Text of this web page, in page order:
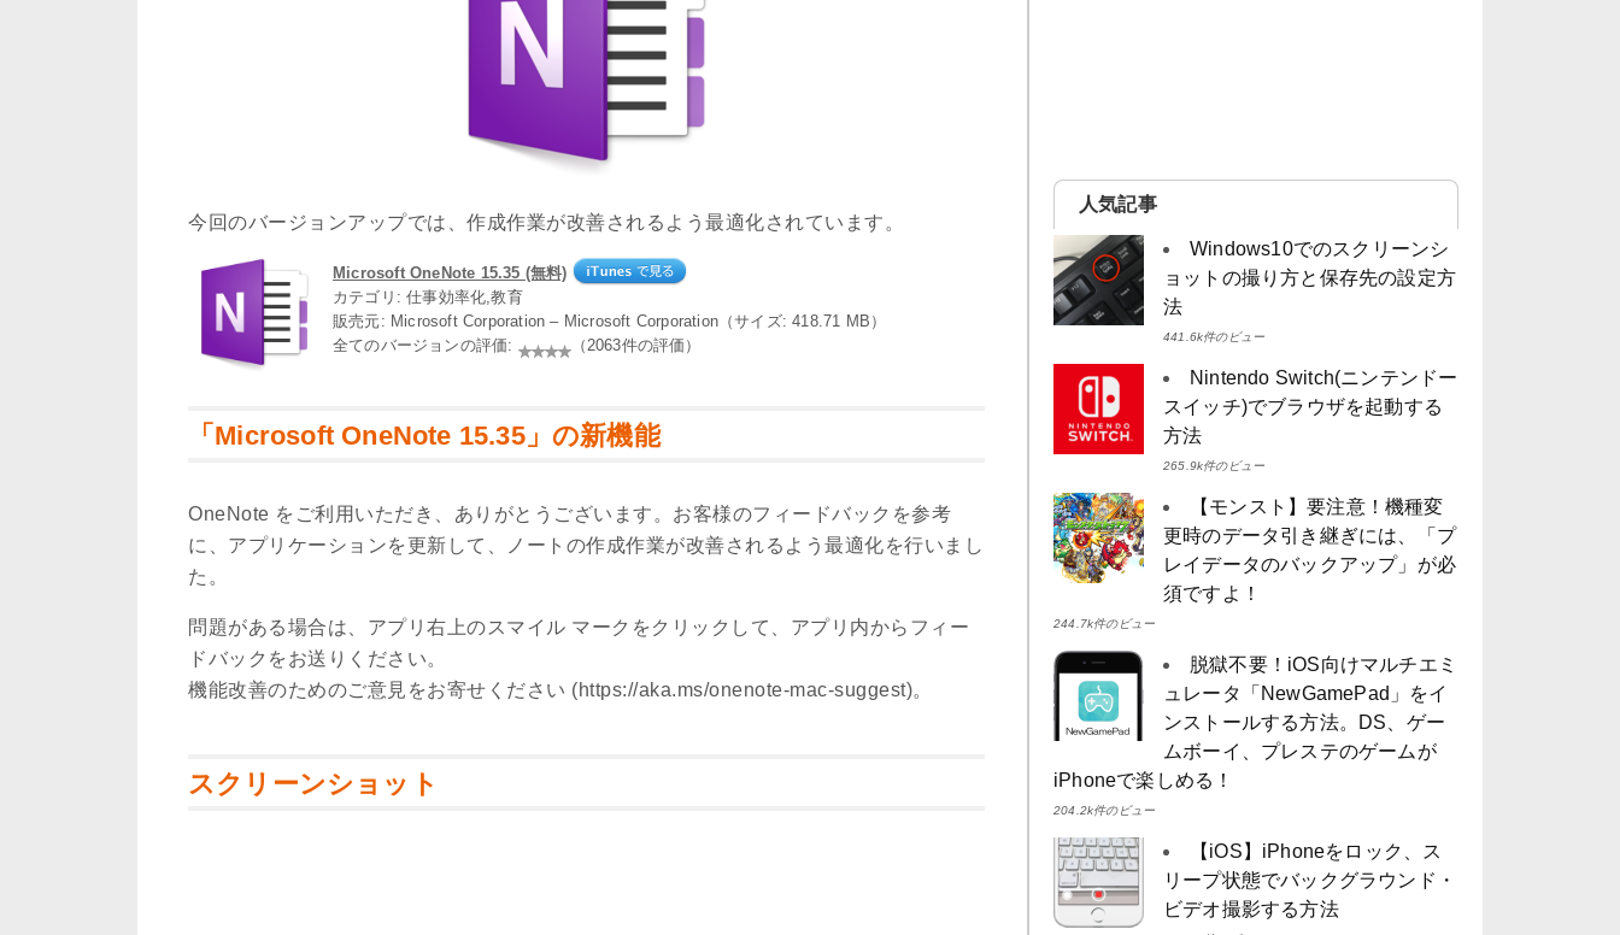
今回のバージョンアップでは、作成作業が改善されるよう最適化されています。
Microsoft OneNote 15.35 (無料)
カテゴリ: 仕事効率化,教育
販売元: Microsoft Corporation – Microsoft Corporation（サイズ: 418.71 MB）
全てのバージョンの評価:
（2063件の評価）
「Microsoft OneNote 15.35」の新機能
OneNote をご利用いただき、ありがとうございます。お客様のフィードバックを参考
に、アプリケーションを更新して、ノートの作成作業が改善されるよう最適化を行いまし
た。
問題がある場合は、アプリ右上のスマイル マークをクリックして、アプリ内からフィー
ドバックをお送りください。
機能改善のためのご意見をお寄せください (https://aka.ms/onenote-mac-suggest)。
スクリーンショット
人気記事
Windows10でのスクリーンシ
ョットの撮り方と保存先の設定方
法
441.6k件のビュー
Nintendo Switch(ニンテンドー
スイッチ)でブラウザを起動する
方法
265.9k件のビュー
【モンスト】要注意！機種変
更時のデータ引き継ぎには、「プ
レイデータのバックアップ」が必
須ですよ！
244.7k件のビュー
脱獄不要！iOS向けマルチエミ
ュレータ「NewGamePad」をイ
ンストールする方法。DS、ゲー
ムボーイ、プレステのゲームが
iPhoneで楽しめる！
204.2k件のビュー
【iOS】iPhoneをロック、ス
リープ状態でバックグラウンド・
ビデオ撮影する方法